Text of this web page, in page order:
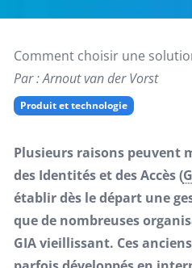
Comment choisir une
Par : Arnout van der Vorst
Produit et technologie
Plusieurs raisons peuvent
des Identités et des Accès (
établir dès le départ une
que de nombreuses
GIA vieillissant. Ces